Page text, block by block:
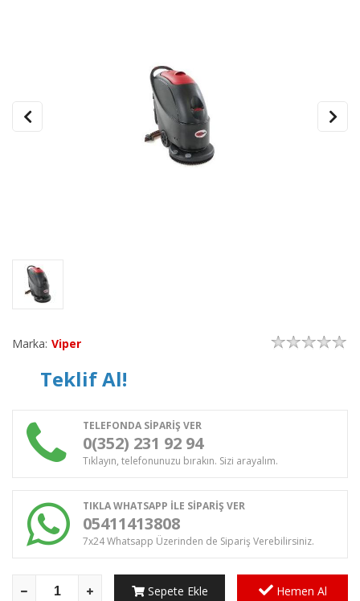
Marka: Viper
Teklif Al!
TELEFONDA SİPARİŞ VER
0(352) 231 92 94
Tıklayın, telefonunuzu bırakın. Sizi arayalım.
TIKLA WHATSAPP İLE SİPARİŞ VER
05411413808
7x24 Whatsapp Üzerinden de Sipariş Verebilirsiniz.
Sepete Ekle Hemen Al